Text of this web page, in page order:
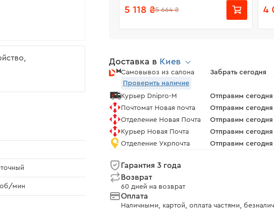
5 118 ₴5 664 ₴ 4
Доставка в Киев
Самовывоз из салона Забрать сегодня
Проверить наличие
Курьер Dnipro-M
Отправим сегодня
Почтомат Новая почта
Отправим сегодня
Отделение Новая Почта
Отправим сегодня
Курьер Новая Почта
Отправим сегодня
Отделение Укрпочта
Отправим сегодня
Гарантия 3 года
Возврат
60 дней на возврат
Оплата
Наличными, картой, оплата частями,
об/мин